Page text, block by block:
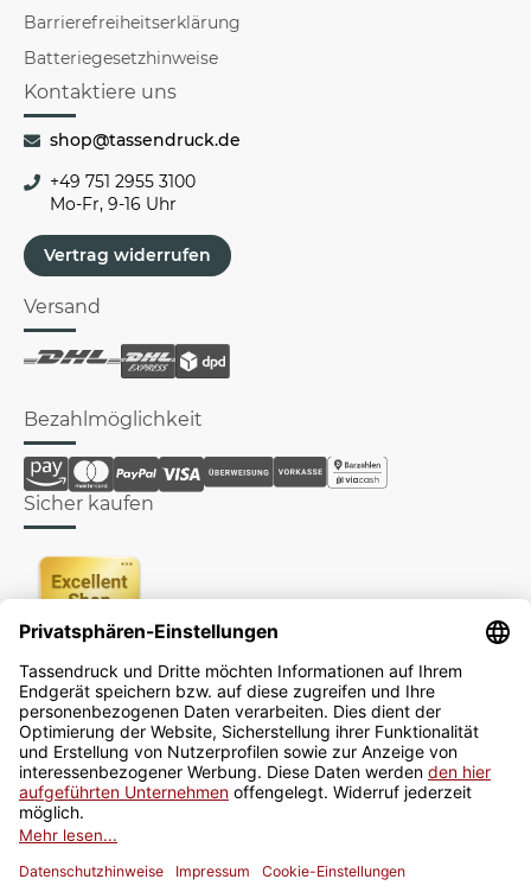
Barrierefreiheitserklärung
Batteriegesetzhinweise
Kontaktiere uns
shop@tassendruck.de
+49 751 2955 3100
Mo-Fr, 9-16 Uhr
Vertrag widerrufen
Versand
Bezahlmöglichkeit
Sicher kaufen
Newsletter